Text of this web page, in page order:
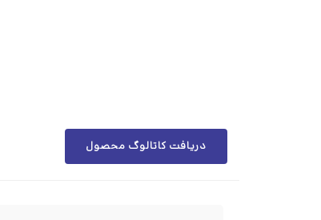
دریافت کاتالوگ محصول